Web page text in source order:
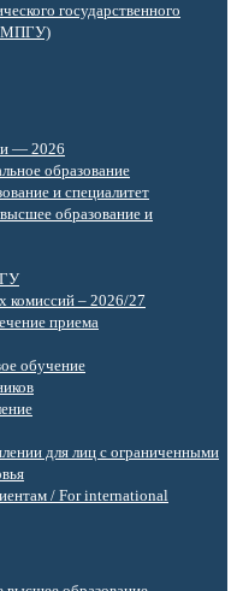
государственного
МПГУ)
— 2026
образование
и специалитет
образование и
комиссий – 2026/27
приема
обучение
для лиц с ограниченными
/ For international